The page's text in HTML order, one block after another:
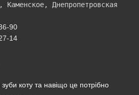
Днепропетровская
90
14
коту та навіщо це потрібно